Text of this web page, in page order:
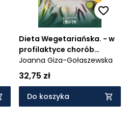
Dieta Wegetariańska. - w
profilaktyce chorób
cywilizacyjnych oraz w
okresie ciąży i laktacji
Joanna Giza-Gołaszewska
32,75 zł
Do koszyka